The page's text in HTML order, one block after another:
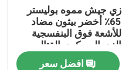
زي جيش مموه بوليستر
65٪ أخضر بيثون مضاد
للأشعة فوق البنفسجية
الزي العسكري القتالي
افضل سعر